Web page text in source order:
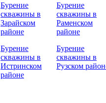
Бурение
скважины в
Зарайском
районе
Бурение
скважины в
Истринском
районе
Бурение
скважины в
Раменском
районе
Бурение
скважины в
Рузском